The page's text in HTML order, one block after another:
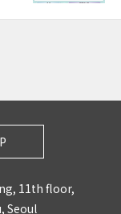
11th floor,
Seoul